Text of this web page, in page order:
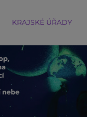
KRAJSKÉ ÚŘADY